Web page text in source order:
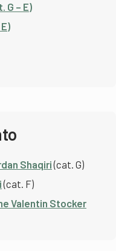
G – E)
Shaqiri(cat. G)
(cat. F)
Valentin Stocker